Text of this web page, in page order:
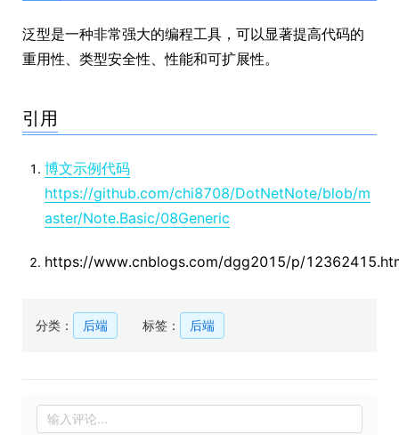
泛型是一种非常强大的编程工具，可以显著提高代码的
重用性、类型安全性、性能和可扩展性。
引用
博文示例代码
https://github.com/chi8708/DotNetNote/blob/m
aster/Note.Basic/08Generic
https://www.cnblogs.com/dgg2015/p/
分类： 后端 标签： 后端